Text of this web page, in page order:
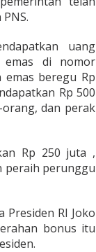
uang
emas di nomor
beregu Rp
Rp 500
dan perak
Rp 250 juta ,
peraih perunggu
RI Joko
bonus itu